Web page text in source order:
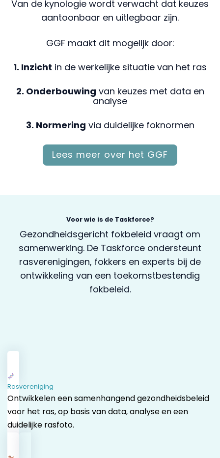
Van de kynologie wordt verwacht dat keuzes
aantoonbaar en uitlegbaar zijn.
GGF maakt dit mogelijk door:
1. Inzicht in de werkelijke situatie van het ras
2. Onderbouwing van keuzes met data en
analyse
3. Normering via duidelijke foknormen
Lees meer over het GGF
Voor wie is de Taskforce?
Gezondheidsgericht fokbeleid vraagt om
samenwerking. De Taskforce ondersteunt
rasverenigingen, fokkers en experts bij de
ontwikkeling van een toekomstbestendig
fokbeleid.
Rasvereniging
Ontwikkelen een samenhangend gezondheidsbeleid
voor het ras, op basis van data, analyse en een
duidelijke rasfoto.